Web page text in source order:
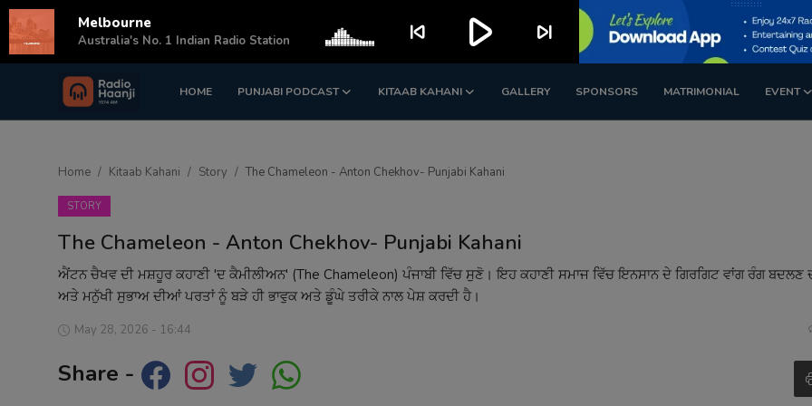
HOME PUNJABI PODCAST KITAAB KAHANI GALLERY SPONSORS MATRIMONIAL EVENT
Login Register
Punjabi Podcast
Kitaab Kahani
Home Kitaab Kahani Story The Chameleon - Anton Chekhov- Punjabi Kahani
STORY
The Chameleon - Anton Chekhov- Punjabi Kahani
ਐਂਟਨ ਚੈਖਵ ਦੀ ਮਸ਼ਹੂਰ ਕਹਾਣੀ 'ਦ ਕੈਮੀਲੀਅਨ' (The Chameleon) ਪੰਜਾਬੀ ਵਿੱਚ ਸੁਣੋ। ਇਹ ਕਹਾਣੀ ਸਮਾਜ ਵਿੱਚ ਇਨਸਾਨ ਦੇ ਗਿਰਗਿਟ ਵਾਂਗ ਰੰਗ ਬਦਲਣ
ਅਤੇ ਮਨੁੱਖੀ ਸੁਭਾਅ ਦੀਆਂ ਪਰਤਾਂ ਨੂੰ ਬੜੇ ਹੀ ਭਾਵੁਕ ਅਤੇ ਡੂੰਘੇ ਤਰੀਕੇ ਨਾਲ ਪੇਸ਼ ਕਰਦੀ ਹੈ।
May 28, 2026 - 16:44
Share -
Melbourne
Australia's No. 1 Indian Radio Station skip_previous play_arrow skip_next